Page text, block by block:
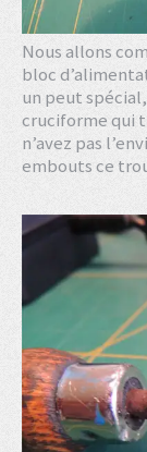
Nous allons
bloc
un peut
cruciforme qui
n’avez pas
embouts ce